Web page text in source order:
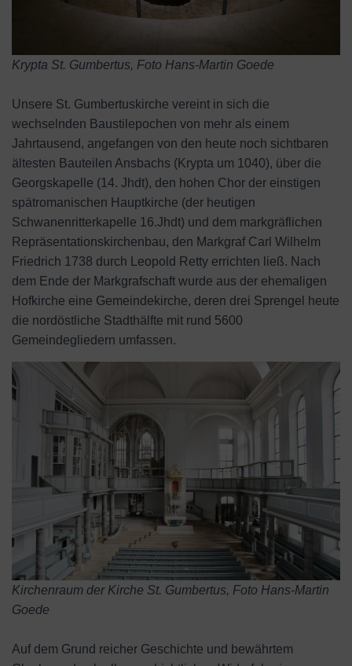
Krypta St. Gumbertus, Foto Hans-Martin Goede
Unsere St. Gumbertuskirche vereint in sich die
wechselnden Baustilepochen von mehr als einem
Jahrtausend, angefangen von den heute noch sichtbaren
ältesten Bauteilen Ansbachs (Krypta um 1040), über die
Georgskapelle (14. Jhdt), den hohen Chor der einstigen
spätromanischen Hauptkirche (der heutigen
Schwanenritterkapelle 16.Jhdt) und dem markgräflichen
Repräsentationskirchenbau, den Markgraf Carl Wilhelm
Friedrich 1738 durch Leopold Retty errichten ließ. Nach
dem Ende der Markgrafschaft wurde aus der ehemaligen
Hofkirche eine Gemeindekirche, deren drei Sprengel heute
die nordöstliche Stadthälfte mit rund 5600
Gemeindegliedern umfassen.
Kirchenraum der Kirche St. Gumbertus, Foto Hans-Martin
Goede
Auf dem Grund reicher Geschichte und bewährtem